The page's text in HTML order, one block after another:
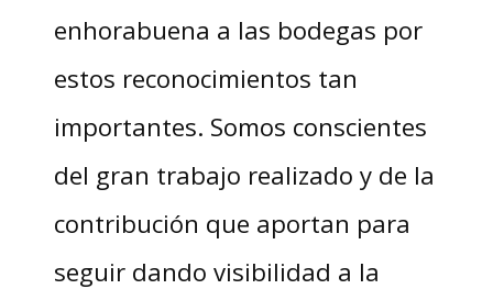
enhorabuena a las bodegas por
estos reconocimientos tan
importantes. Somos conscientes
del gran trabajo realizado y de la
contribución que aportan para
seguir dando visibilidad a la